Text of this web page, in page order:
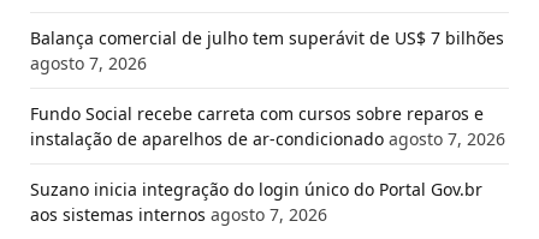
Balança comercial de julho tem superávit de US$ 7 bilhões
agosto 7, 2026
Fundo Social recebe carreta com cursos sobre reparos e
instalação de aparelhos de ar-condicionado agosto 7, 2026
Suzano inicia integração do login único do Portal Gov.br
aos sistemas internos agosto 7, 2026